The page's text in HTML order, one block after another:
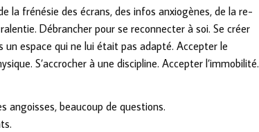
la frénésie des écrans, des infos anxiogènes, de la re-
Débrancher pour se reconnecter à soi. Se créer
espace qui ne lui était pas adapté. Accepter le
S’accrocher à une discipline. Accepter l’immobilité.
angoisses, beaucoup de questions.